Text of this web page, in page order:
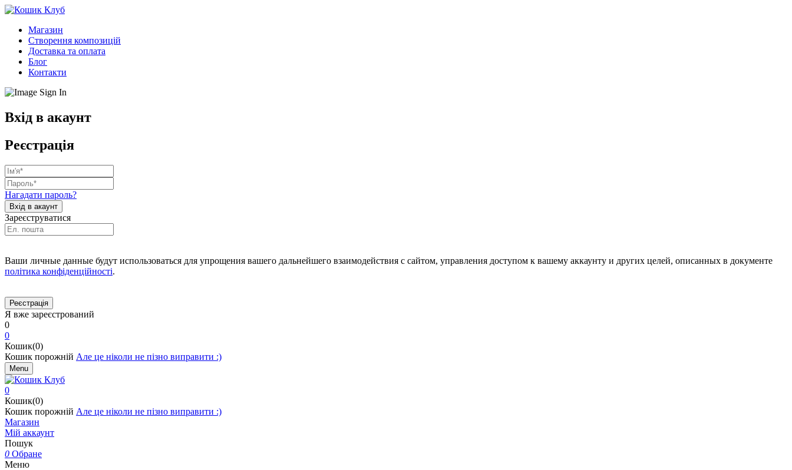
Магазин
Створення композицій
Доставка та оплата
Блог
Контакти
Вхід в акаунт
Реєстрація
Нагадати пароль?
Зареєструватися
Ваши личные данные будут использоваться для упрощения вашего дальнейшего взаимодействия с сайтом, управления доступом к вашему аккаунту и других целей, описанных в документе
політика конфіденційності.
Я вже зареєстрований
0
0
Кошик(0)
Кошик порожній Але це ніколи не пізно виправити :)
Menu
0
Кошик(0)
Кошик порожній Але це ніколи не пізно виправити :)
Магазин
Мій аккаунт
Пошук
0 Обране
Меню